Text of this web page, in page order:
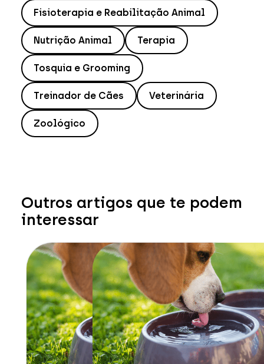
Fisioterapia e Reabilitação Animal
Nutrição Animal Terapia
Tosquia e Grooming
Treinador de Cães Veterinária
Zoológico
Outros artigos que te podem
interessar